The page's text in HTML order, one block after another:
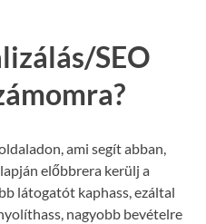
SEO
ami segít abban,
előbbrera kerülj a
látogatót kaphass, ezáltal
nagyobb bevételre